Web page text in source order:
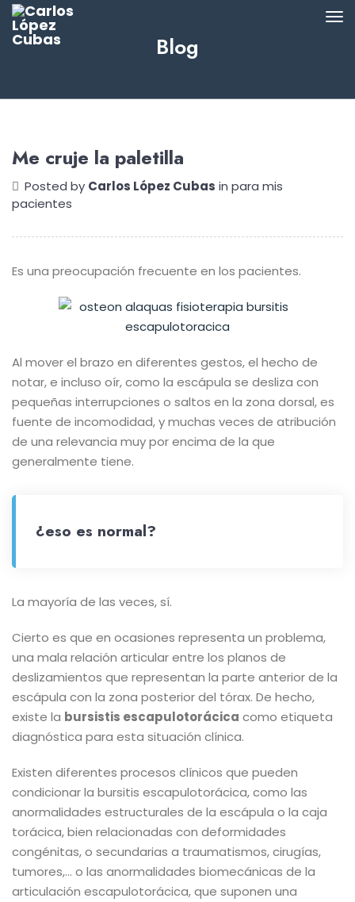
Blog
Me cruje la paletilla
Posted by Carlos López Cubas in para mis
pacientes
Es una preocupación frecuente en los pacientes.
Al mover el brazo en diferentes gestos, el hecho de
notar, e incluso oír, como la escápula se desliza con
pequeñas interrupciones o saltos en la zona dorsal, es
fuente de incomodidad, y muchas veces de atribución
de una relevancia muy por encima de la que
generalmente tiene.
¿eso es normal?
La mayoría de las veces, sí.
Cierto es que en ocasiones representa un problema,
una mala relación articular entre los planos de
deslizamientos que representan la parte anterior de la
escápula con la zona posterior del tórax. De hecho,
existe la bursistis escapulotorácica como etiqueta
diagnóstica para esta situación clínica.
Existen diferentes procesos clínicos que pueden
condicionar la bursitis escapulotorácica, como las
anormalidades estructurales de la escápula o la caja
torácica, bien relacionadas con deformidades
congénitas, o secundarias a traumatismos, cirugías,
tumores,… o las anormalidades biomecánicas de la
articulación escapulotorácica, que suponen una